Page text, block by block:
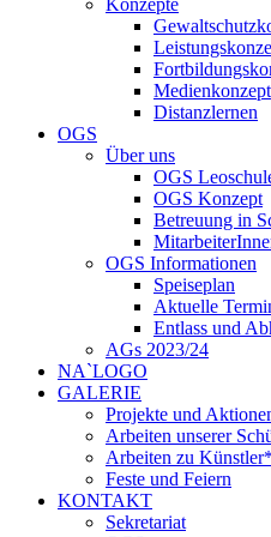
Medienkonzept
Distanzlernen
OGS
Über uns
OGS
OGS Konzept
Betreuung in
OGS Informationen
Speiseplan
Aktuelle
Entlass und
AGs 2023/24
NA`LOGO
GALERIE
Projekte und
Arbeiten unserer
Arbeiten zu
Feste und Feiern
KONTAKT
Sekretariat